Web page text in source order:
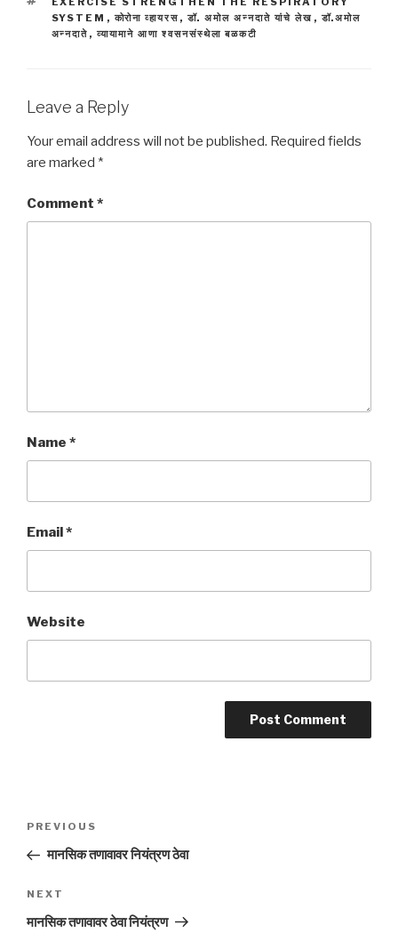
SYSTEM , कोरोना व्हायरस , डॉ. अमोल अन्नदाते यांचे लेख , डॉ.अमोल
अन्नदाते , व्यायामाने आणा श्वसनसंस्थेला बळकटी
Leave a Reply
Your email address will not be published. Required fields
are marked *
Comment *
Name *
Email*
Website
navigation
Previous
Post
PREVIOUS
मानसिक तणावावर नियंत्रण ठेवा
Next
Post
NEXT
मानसिक तणावावर ठेवा नियंत्रण